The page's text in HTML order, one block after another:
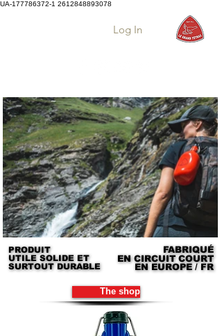
UA-177786372-1 2612848893078
Log In
PRODUIT
UTILE SOLIDE ET
SURTOUT DURABLE
PRODUIT
UTILE SOLIDE ET
SURTOUT DURABLE
FABRIQUÉ
EN CIRCUIT COURT
EN EUROPE / FR
FABRIQUÉ
EN CIRCUIT COURT
EN EUROPE / FR
The shop